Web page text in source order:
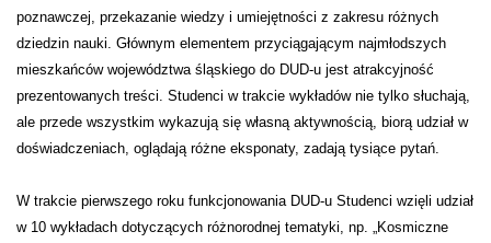
poznawczej, przekazanie wiedzy i umiejętności z zakresu różnych
dziedzin nauki. Głównym elementem przyciągającym najmłodszych
mieszkańców województwa śląskiego do DUD-u jest atrakcyjność
prezentowanych treści. Studenci w trakcie wykładów nie tylko słuchają,
ale przede wszystkim wykazują się własną aktywnością, biorą udział w
doświadczeniach, oglądają różne eksponaty, zadają tysiące pytań.
W trakcie pierwszego roku funkcjonowania DUD-u Studenci wzięli udział
w 10 wykładach dotyczących różnorodnej tematyki, np. „Kosmiczne